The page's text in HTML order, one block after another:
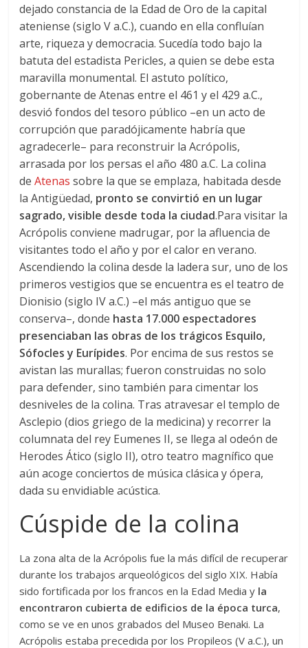
dejado constancia de la Edad de Oro de la capital
ateniense (siglo V a.C.), cuando en ella confluían
arte, riqueza y democracia. Sucedía todo bajo la
batuta del estadista Pericles, a quien se debe esta
maravilla monumental. El astuto político,
gobernante de Atenas entre el 461 y el 429 a.C.,
desvió fondos del tesoro público –en un acto de
corrupción que paradójicamente habría que
agradecerle– para reconstruir la Acrópolis,
arrasada por los persas el año 480 a.C. La colina
deAtenas sobre la que se emplaza, habitada desde
la Antigüedad, pronto se convirtió en un lugar
sagrado, visible desde toda la ciudad.Para visitar la
Acrópolis conviene madrugar, por la afluencia de
visitantes todo el año y por el calor en verano.
Ascendiendo la colina desde la ladera sur, uno de los
primeros vestigios que se encuentra es el teatro de
Dionisio (siglo IV a.C.) –el más antiguo que se
conserva–, donde hasta 17.000 espectadores
presenciaban las obras de los trágicos Esquilo,
Sófocles y Eurípides. Por encima de sus restos se
avistan las murallas; fueron construidas no solo
para defender, sino también para cimentar los
desniveles de la colina. Tras atravesar el templo de
Asclepio (dios griego de la medicina) y recorrer la
columnata del rey Eumenes II, se llega al odeón de
Herodes Ático (siglo II), otro teatro magnífico que
aún acoge conciertos de música clásica y ópera,
dada su envidiable acústica.
Cúspide de la colina
La zona alta de la Acrópolis fue la más difícil de recuperar
durante los trabajos arqueológicos del siglo XIX. Había
sido fortificada por los francos en la Edad Media y la
encontraron cubierta de edificios de la época turca,
como se ve en unos grabados del Museo Benaki. La
Acrópolis estaba precedida por los Propileos (V a.C.), un